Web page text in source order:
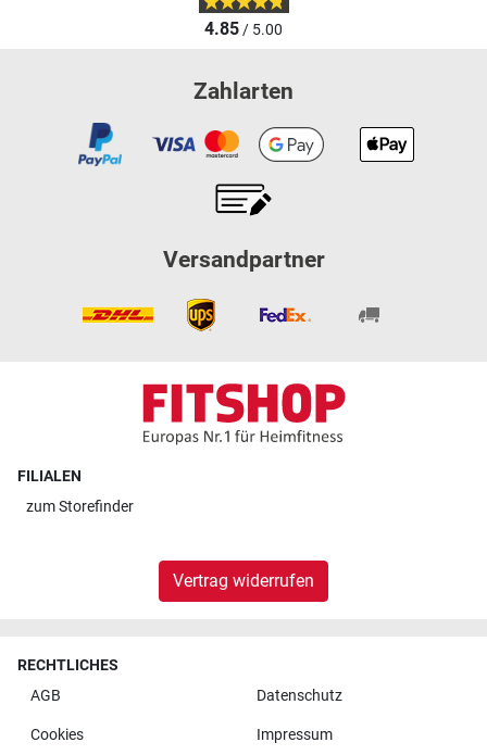
4.85/ 5.00
Zahlarten
Versandpartner
FILIALEN
zumStorefinder
Vertrag widerrufen
RECHTLICHES
AGB
Datenschutz
Cookies Impressum